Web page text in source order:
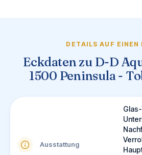
DETAILS AUF EINEN
Eckdaten zu D-D
1500 Peninsula -
Ausstattung